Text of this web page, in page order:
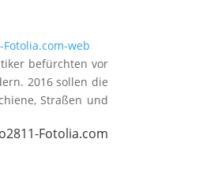
befürchten vor
2016 sollen die
Straßen und
Fotolia.com